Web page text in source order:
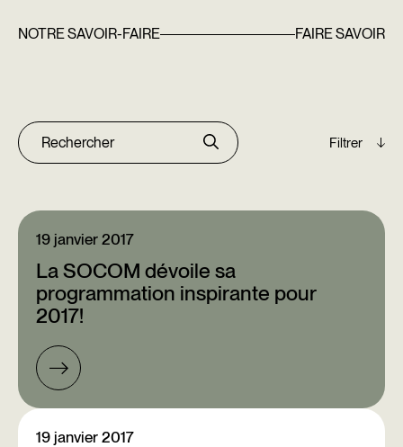
NOTRE SAVOIR-FAIRE FAIRE SAVOIR
La SOCOM dévoile sa
programmation inspirante pour
2017!
19 janvier 2017
19 janvier 2017
Rechercher : Archives